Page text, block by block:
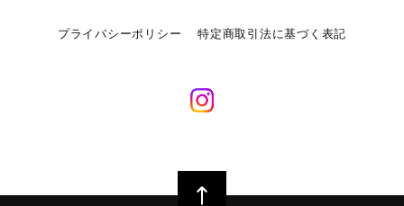
プライバシーポリシー 特定商取引法に基づく表記